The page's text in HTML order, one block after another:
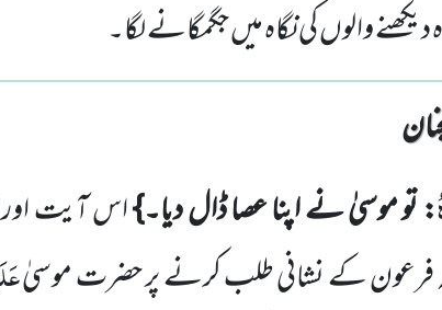
دیکھنے والوں کی نگاہ میں جگمگانے لگا۔
: تو موسیٰ نے اپنا عصا ڈال دیا۔}اس آیت اور
فرعون کے نشانی طلب کرنے پر حضرت موسیٰ